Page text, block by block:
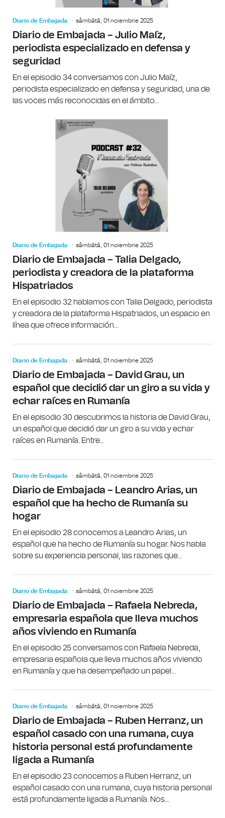
Diario de Embajada sâmbătă, 01 noiembrie 2025
Diario de Embajada – Julio Maíz,
periodista especializado en defensa y
seguridad
En el episodio 34 conversamos con Julio Maíz,
periodista especializado en defensa y seguridad, una de
las voces más reconocidas en el ámbito...
Diario de Embajada sâmbătă, 01 noiembrie 2025
Diario de Embajada – Talia Delgado,
periodista y creadora de la plataforma
Hispatriados
En el episodio 32 hablamos con Talia Delgado, periodista
y creadora de la plataforma Hispatriados, un espacio en
línea que ofrece información...
Diario de Embajada sâmbătă, 01 noiembrie 2025
Diario de Embajada – David Grau, un
español que decidió dar un giro a su vida y
echar raíces en Rumanía
En el episodio 30 descubrimos la historia de David Grau,
un español que decidió dar un giro a su vida y echar
raíces en Rumanía. Entre...
Diario de Embajada sâmbătă, 01 noiembrie 2025
Diario de Embajada – Leandro Arias, un
español que ha hecho de Rumanía su
hogar
En el episodio 28 conocemos a Leandro Arias, un
español que ha hecho de Rumanía su hogar. Nos habla
sobre su experiencia personal, las razones que...
Diario de Embajada sâmbătă, 01 noiembrie 2025
Diario de Embajada – Rafaela Nebreda,
empresaria española que lleva muchos
años viviendo en Rumanía
En el episodio 25 conversamos con Rafaela Nebreda,
empresaria española que lleva muchos años viviendo
en Rumanía y que ha desempeñado un papel...
Diario de Embajada sâmbătă, 01 noiembrie 2025
Diario de Embajada – Ruben Herranz, un
español casado con una rumana, cuya
historia personal está profundamente
ligada a Rumanía
En el episodio 23 conocemos a Ruben Herranz, un
español casado con una rumana, cuya historia personal
está profundamente ligada a Rumanía. Nos...